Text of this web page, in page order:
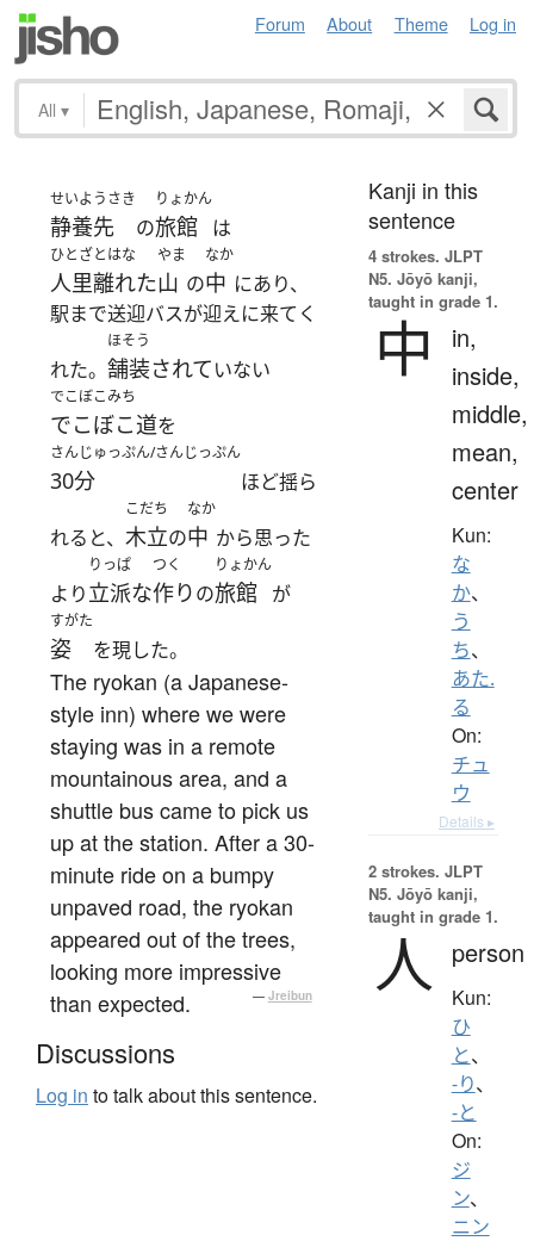
Forum About Theme Log in
All ▾
せいようさき
静養先 の
りょかん
旅館 は
ひとざとはな
人里離れた
やま
山 の
なか
中 にあり、
駅まで送迎バスが迎えに来てく
れた。
ほそう
舗装されていない
でこぼこみち
でこぼこ道を
さんじゅっぷん/さんじっぷん
30分 ほど揺ら
れると、
こだち
木立の
なか
中 から思った
より
りっぱ
立派な
つく
作りの
りょかん
旅館 が
すがた
姿 を現した。
The ryokan (a Japanese-
style inn) where we were
staying was in a remote
mountainous area, and a
shuttle bus came to pick us
up at the station. After a 30-
minute ride on a bumpy
unpaved road, the ryokan
appeared out of the trees,
looking more impressive
than expected.
— Jreibun
Discussions
Log in to talk about this sentence.
Kanji in this
sentence
4 strokes. JLPT
N5. Jōyō kanji,
taught in grade 1.
中
in,
inside,
middle,
mean,
center
Kun:
な
か、
う
ち、
あた.
る
On:
チュ
ウ
Details ▸
2 strokes. JLPT
N5. Jōyō kanji,
taught in grade 1.
人 person
Kun:
ひ
と、
-り、
-と
On:
ジ
ン、
ニン